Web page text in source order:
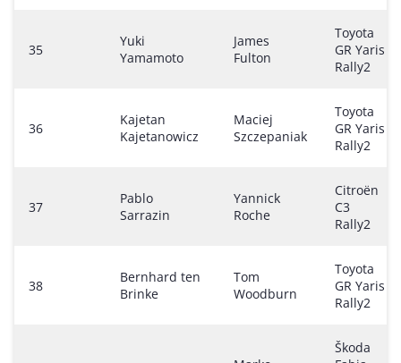
35
Yuki
Yamamoto
James
Fulton
Toyota
GR Yaris
Rally2
36
Kajetan
Kajetanowicz
Maciej
Szczepaniak
Toyota
GR Yaris
Rally2
37
Pablo
Sarrazin
Yannick
Roche
Citroën
C3
Rally2
38
Bernhard ten
Brinke
Tom
Woodburn
Toyota
GR Yaris
Rally2
Škoda